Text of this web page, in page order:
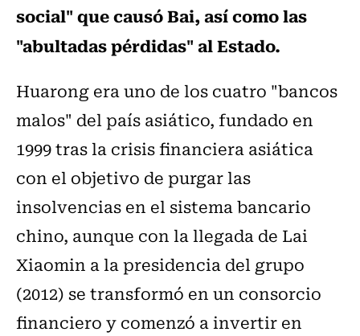
social" que causó Bai, así como las
"abultadas pérdidas" al Estado.
Huarong era uno de los cuatro "bancos
malos" del país asiático, fundado en
1999 tras la crisis financiera asiática
con el objetivo de purgar las
insolvencias en el sistema bancario
chino, aunque con la llegada de Lai
Xiaomin a la presidencia del grupo
(2012) se transformó en un consorcio
financiero y comenzó a invertir en